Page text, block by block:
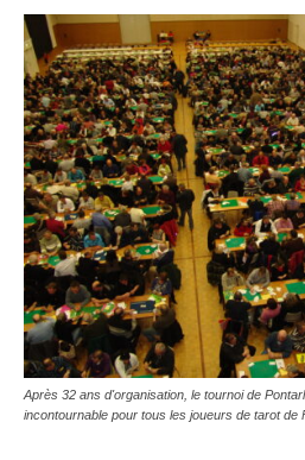
Après 32 ans d'organisation, le tournoi de
incontournable pour tous les joueurs de tarot de